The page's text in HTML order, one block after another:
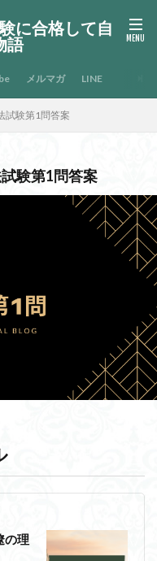
に合格して自
語
メルマガ LINE
試験第1問答案
験第1問答案
の理